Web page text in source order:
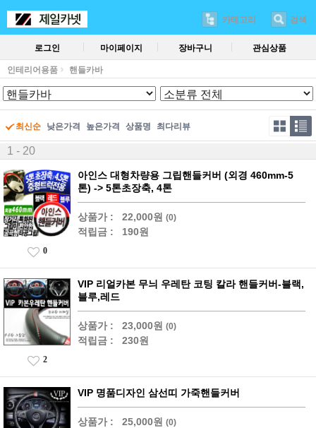
카테고리 검색
로그인 마이페이지 장바구니 관심상품
인테리어용품 핸들카바
최신순 낮은가격 높은가격 상품명 최다리뷰
1 - 20
아인스 대형차량용 그립핸들커버 (외경 460mm-5
톤) -> 5톤초장축, 4톤
상품가 : 22,000원 (0)
적립금 : 190원
0
VIP 리얼카본 무늬 우레탄 코팅 칼라 핸들커버-블랙,
블루,레드
상품가 : 23,000원 (0)
적립금 : 230원
2
VIP 명품디자인 삼선띠 가죽핸들커버
상품가 : 25,000원 (0)